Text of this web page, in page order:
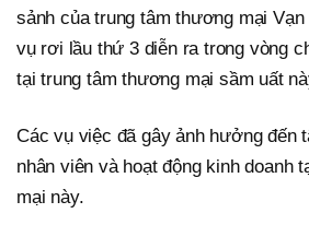
sảnh của trung tâm thương mại
vụ rơi lầu thứ 3 diễn ra trong vòng
tại trung tâm thương mại sầm uất
Các vụ việc đã gây ảnh hưởng đến
nhân viên và hoạt động kinh doanh
mại này.